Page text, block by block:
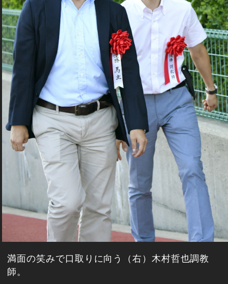
満面の笑みで口取りに向う（右）木村哲也調教
師。